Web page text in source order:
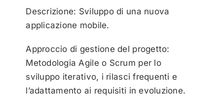
Descrizione: Sviluppo di una nuova
applicazione mobile.
Approccio di gestione del progetto:
Metodologia Agile o Scrum per lo
sviluppo iterativo, i rilasci frequenti e
l’adattamento ai requisiti in evoluzione.